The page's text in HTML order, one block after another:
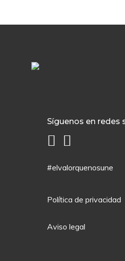
Síguenos en redes
#elvalorquenosune
Política de privacidad
Aviso legal